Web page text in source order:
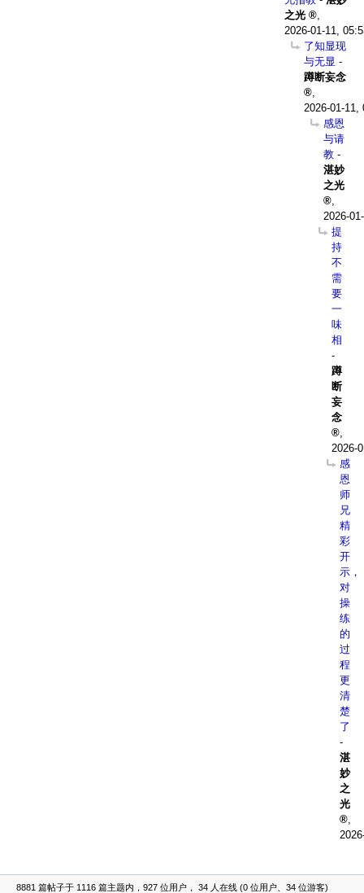
之光
2026-01-11,
了知显现
与无显 -
蹲断妄念
2026-01-11,
感恩
与请
教 -
湛妙
之光
2026-
提
持
不
需
要
一
味
相
-
蹲
断
妄
念
2026-
感
恩
师
兄
精
彩
开
示，
对
操
练
的
过
程
更
清
楚
了
-
湛
妙
之
光
8881 篇帖子于 1116 篇主题内，927 位用户， 34 人在线 (0 位用户、34 位游客)